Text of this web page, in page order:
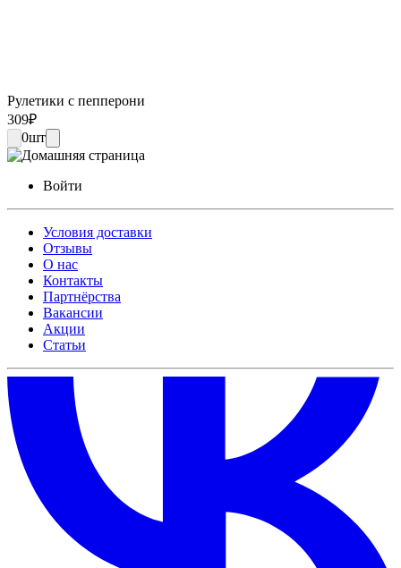
Рулетики с пепперони
309₽
0шт
Войти
Условия доставки
Отзывы
О нас
Контакты
Партнёрства
Вакансии
Акции
Статьи